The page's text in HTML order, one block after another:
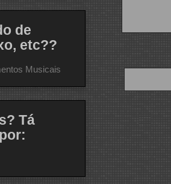
de
etc??
Musicais
Tá